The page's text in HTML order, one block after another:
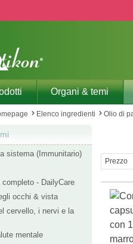
Organi & temi
Elenco ingredienti Olio di
sistema (Immunitario)
completo - DailyCare
occhi & vista
cervello, i nervi e la
mentale
Prezzo